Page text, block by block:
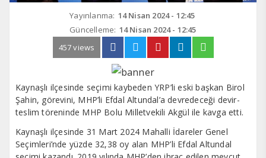
Yayınlanma: 14 Nisan 2024 - 12:45
Güncelleme: 14 Nisan 2024 - 12:45
457 views
Kaynaşlı ilçesinde seçimi kaybeden YRP’li eski başkan Birol
Şahin, görevini, MHP’li Efdal Altundal’a devredeceği devir-
teslim töreninde MHP Bolu Milletvekili Akgül ile kavga etti.
Kaynaşlı ilçesinde 31 Mart 2024 Mahalli İdareler Genel
Seçimleri’nde yüzde 32,38 oy alan MHP’li Efdal Altundal